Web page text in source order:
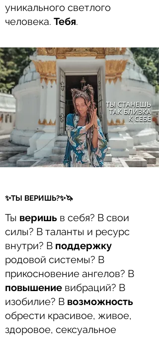
уникального светлого
человека. Тебя.
​✨ТЫ ВЕРИШЬ?✨🦄⠀
Ты веришь в себя? В свои
силы? В таланты и ресурс
внутри? В поддержку
родовой системы? В
прикосновение ангелов? В
повышение вибраций? В
изобилие? В возможность
обрести красивое, живое,
здоровое, сексуальное